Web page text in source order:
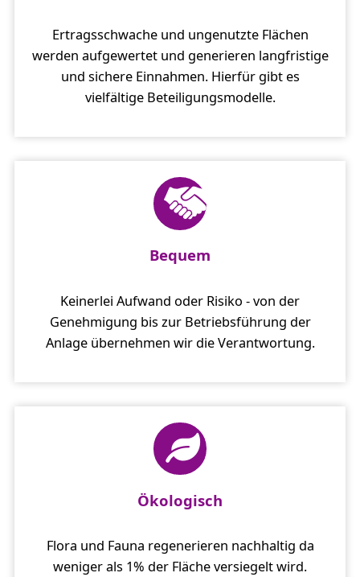
Ertragsschwache und ungenutzte Flächen
werden aufgewertet und generieren langfristige
und sichere Einnahmen. Hierfür gibt es
vielfältige Beteiligungsmodelle.
Bequem
Keinerlei Aufwand oder Risiko - von der
Genehmigung bis zur Betriebsführung der
Anlage übernehmen wir die Verantwortung.
Ökologisch
Flora und Fauna regenerieren nachhaltig da
weniger als 1% der Fläche versiegelt wird.